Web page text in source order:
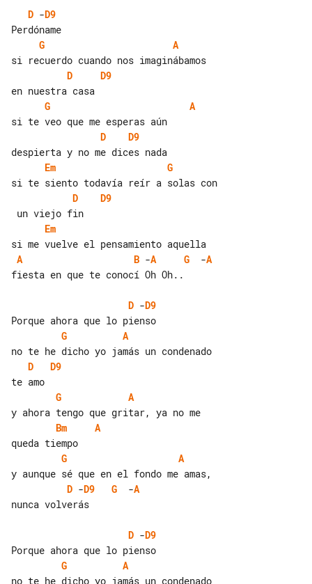
D -D9
G
A
D
D9
G
A
D
D9
Em
G
D
D9
Em
A
B -A G
  -
A
fiesta en que te conocí Oh Oh..
D -D9
G
A
D
D9
G
A
Bm
A
G
A
D -D9 G
  -
A
nunca volverás
D -D9
G
A